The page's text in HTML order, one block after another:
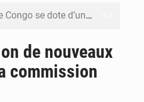
Le Congo se dote d’un programme national pour valoriser les produits forestiers non ligneux
Cémac : la Commission présente à Denis Sassou N’Guesso sa feuille de route
de nouveaux
commission